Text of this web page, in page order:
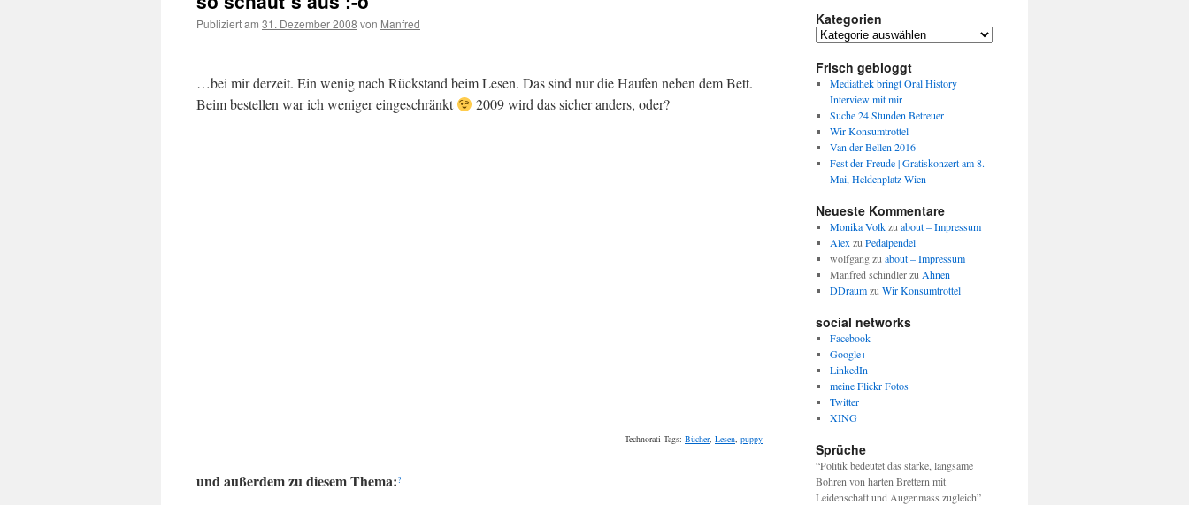
Publiziert am 31. Dezember 2008 von Manfred
…bei mir derzeit. Ein wenig nach Rückstand beim Lesen. Das sind nur die Haufen neben dem Bett.
Beim bestellen war ich weniger eingeschränkt
2009 wird das sicher anders, oder?
Technorati Tags: Bücher, Lesen, puppy
und außerdem zu diesem Thema:?
Kategorien
Kategorien
Frisch gebloggt
Mediathek bringt Oral History
Interview mit mir
Suche 24 Stunden Betreuer
Wir Konsumtrottel
Van der Bellen 2016
Fest der Freude | Gratiskonzert am 8.
Mai, Heldenplatz Wien
Neueste Kommentare
Monika Volkzu about – Impressum
Alex zu Pedalpendel
wolfgangzu about – Impressum
Manfred schindlerzu Ahnen
DDraumzu Wir Konsumtrottel
social networks
Facebook
Google+
LinkedIn
meine Flickr Fotos
Twitter
XING
Sprüche
“Politik bedeutet das starke, langsame
Bohren von harten Brettern mit
Leidenschaft und Augenmass zugleich”